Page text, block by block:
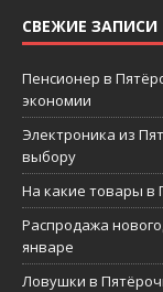
СВЕЖИЕ ЗАПИСИ
Пенсионер в
экономии
Электроника из
выбору
На какие товары в
Распродажа
январе
Ловушки в